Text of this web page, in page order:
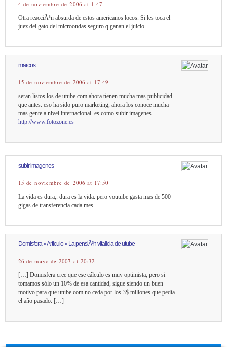
4 de noviembre de 2006 at 1:47
Otra reacciÃ³n absurda de estos americanos locos. Si les toca el
juez del gato del microondas seguro q ganan el juicio.
marcos
15 de noviembre de 2006 at 17:49
seran listos los de utube.com ahora tienen mucha mas publicidad
que antes. eso ha sido puro marketing, ahora los conoce mucha
mas gente a nivel internacional. es como subir imagenes
http://www.fotozone.es
subir imagenes
15 de noviembre de 2006 at 17:50
La vida es dura,. dura es la vida. pero youtube gasta mas de 500
gigas de transferencia cada mes
Domisfera » Articulo » La pensiÃ³n vitalicia de utube
26 de mayo de 2007 at 20:32
[…] Domisfera cree que ese cálculo es muy optimista, pero si
tomamos sólo un 10% de esa cantidad, sigue siendo un buen
motivo para que utube.com no ceda por los 3$ millones que pedía
el año pasado. […]